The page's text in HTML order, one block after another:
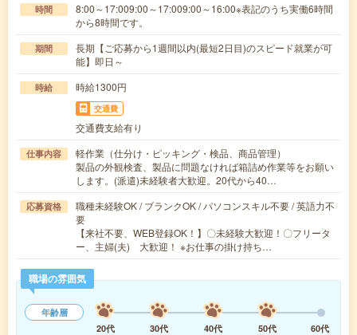
時間
8:00～17:009:00～17:009:00～16:00※表記のうち実働6時間
から8時間です。
期間
長期【ご応募から1週間以内(最短2日目)のスピード就業が可
能】即日～
時給 時給1300円
交通費
交通費支給有り
仕事内容
軽作業（仕分け・ピッキング・検品、商品管理）
製品の外観検査、製品に問題なければ箱詰め作業等をお願い
します。(派遣)未経験者大歓迎。20代から40…
応募資格
職種未経験OK / ブランクOK / パソコンスキル不要 / 英語力不
要
【来社不要、WEB登録OK！】〇未経験大歓迎！〇フリータ
ー、主婦(夫) 大歓迎！ ※お仕事の掛け持ち…
職場の雰囲気
年齢層
20代
30代 40代 50代 60代